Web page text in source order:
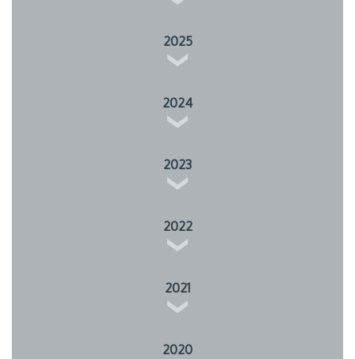
2025
2024
2023
2022
2021
2020